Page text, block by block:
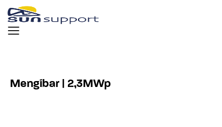
Mengíbar | 2,3MWp